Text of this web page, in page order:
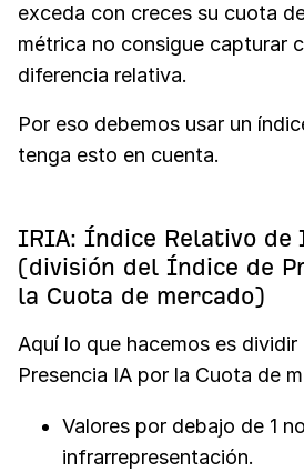
exceda con creces su cuota
métrica no consigue capturar
diferencia relativa.
Por eso debemos usar un
tenga esto en cuenta.
IRIA: Índice Relativo de
(división del Índice de
la Cuota de mercado)
Aquí lo que hacemos es dividir
Presencia IA por la Cuota de
Valores por debajo de 1
infrarrepresentación.